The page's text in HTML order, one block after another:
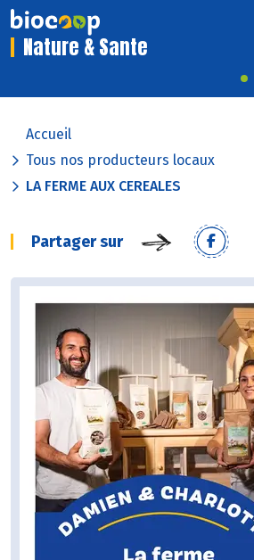
Nature & Sante
Accueil
Tous nos producteurs locaux
LA FERME AUX CEREALES
Partager sur